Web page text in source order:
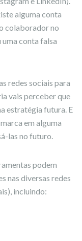
alguma conta
colaborador no
conta falsa
redes sociais para
vais perceber que
estratégia futura. E
em alguma
las no futuro.
podem
nas diversas redes
incluindo: